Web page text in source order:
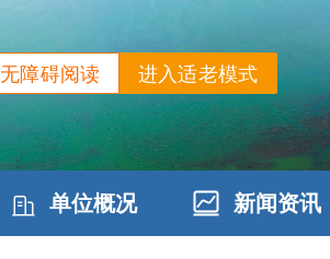
进入适老模式
无障碍阅读
单位概况 新闻资讯